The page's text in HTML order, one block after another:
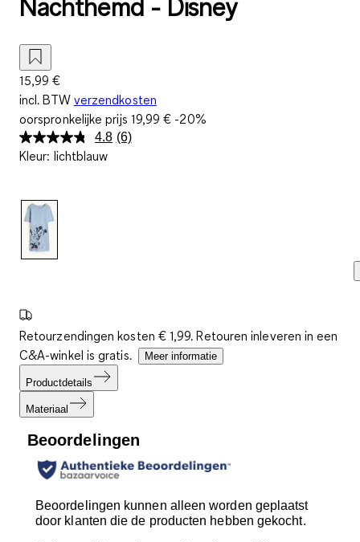
Nachthemd - Disney
15,99 €
incl. BTW verzendkosten
oorspronkelijke prijs 19,99 € -20%
4.8 Lees
(6)
Kleur: lichtblauw
Retourzendingen kosten € 1,99. Retouren inleveren in een
C&A-winkel is gratis.
Meer informatie
Productdetails
Materiaal
Beoordelingen
Beoordelingen kunnen alleen worden geplaatst
door klanten die de producten hebben gekocht.